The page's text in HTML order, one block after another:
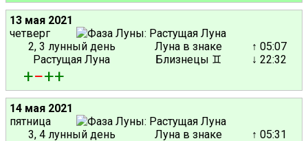
13 мая 2021
четверг
2, 3 лунный день
Растущая Луна
Луна в знаке
Близнецы ♊
↑ 05:07
↓ 22:32
+−++
14 мая 2021
пятница
3, 4 лунный день
Луна в знаке
↑ 05:31